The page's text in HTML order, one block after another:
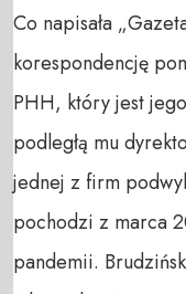
Co napisała
korespondencję
PHH, który jest
podległą mu
jednej z firm
pochodzi z marca
pandemii.